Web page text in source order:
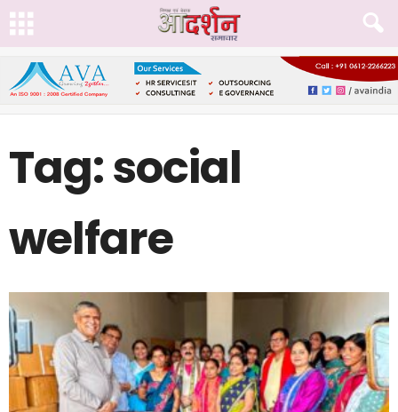
Tag: social
welfare